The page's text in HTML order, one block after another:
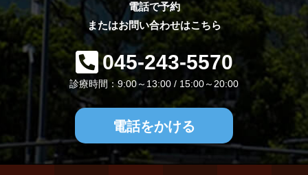
電話で予約
またはお問い合わせはこちら
045-243-5570
診療時間：9:00～13:00 / 15:00～20:00
電話をかける